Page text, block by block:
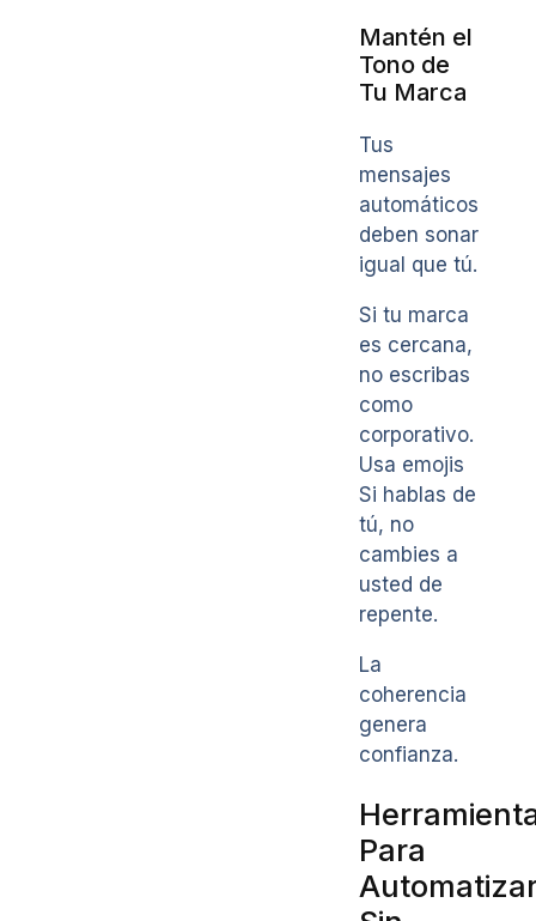
Mantén el
Tono de
Tu Marca
Tus
mensajes
automáticos
deben sonar
igual que tú.
Si tu marca
es cercana,
no escribas
como
corporativo.
Usa emojis
Si hablas de
tú, no
cambies a
usted de
repente.
La
coherencia
genera
confianza.
Para